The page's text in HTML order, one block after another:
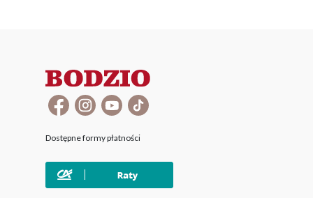
Dostępne formy płatności